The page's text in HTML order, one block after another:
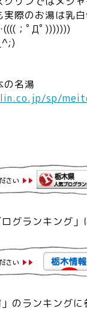
実際のお湯は乳白
；ﾟДﾟ)))))))
名湯
sp/
グランキング」
のランキングに